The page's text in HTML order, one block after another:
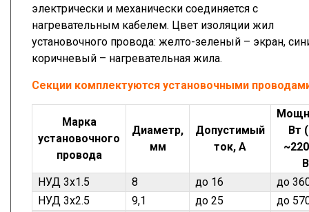
электрически и механически соединяется с
нагревательным кабелем. Цвет изоляции жил
установочного провода: желто-зеленый – экран,
коричневый – нагревательная жила.
Секции комплектуются установочными
Марка
установочного
провода
Диаметр,
мм
Допустимый
ток, А
Вт
НУД 3х1.5
8 до 16
до
НУД 3х2.5
9,1 до 25
до